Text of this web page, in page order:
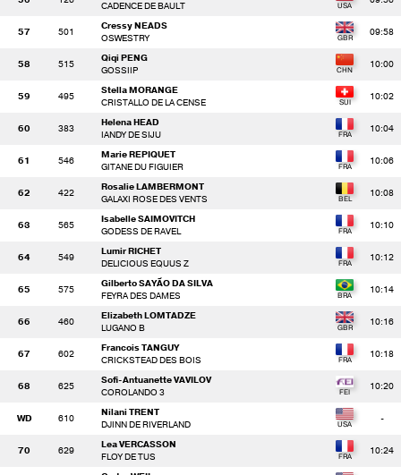
CADENCE DE BAULT
57 501
Cressy NEADS
OSWESTRY
09:58
58 515
Qiqi PENG
GOSSIIP
10:00
59 495
Stella MORANGE
CRISTALLO DE LA CENSE
10:02
60 383
Helena HEAD
IANDY DE SIJU
10:04
61 546
Marie REPIQUET
GITANE DU FIGUIER
10:06
62 422
Rosalie LAMBERMONT
GALAXI ROSE DES VENTS
10:08
63 565
Isabelle SAIMOVITCH
GODESS DE RAVEL
10:10
64 549
Lumir RICHET
DELICIOUS EQUUS Z
10:12
65 575
Gilberto SAYÃO DA SILVA
FEYRA DES DAMES
10:14
66 460
Elizabeth LOMTADZE
LUGANO B
10:16
67 602
Francois TANGUY
CRICKSTEAD DES BOIS
10:18
68 625
Sofi-Antuanette VAVILOV
COROLANDO 3
10:20
WD 610
Nilani TRENT
DJINN DE RIVERLAND
-
70 629
Lea VERCASSON
FLOY DE TUS
10:24